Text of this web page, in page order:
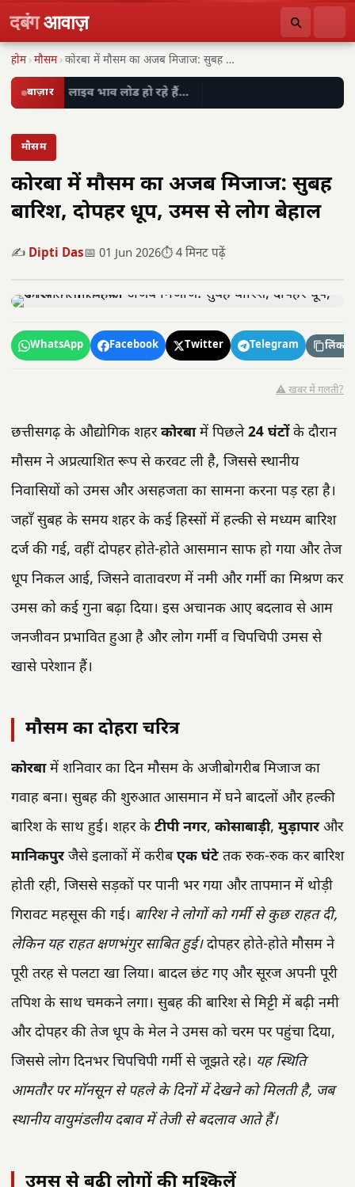
दबंगआवाज़
होम ›मौसम › कोरबा में मौसम का अजब मिजाज: सुबह बारिश,…
बाज़ार लाइव भाव लोड हो रहे हैं…
मौसम
कोरबा में मौसम का अजब मिजाज: सुबह
बारिश, दोपहर धूप, उमस से लोग बेहाल
✍️ Dipti Das📅 01 Jun 2026⏱️ 4 मिनट पढ़ें
WhatsApp Facebook Twitter Telegram लिंक
⚠️ खबर में गलती?
छत्तीसगढ़ के औद्योगिक शहरकोरबामें पिछले24 घंटोंके दौरान
मौसम ने अप्रत्याशित रूप से करवट ली है, जिससे स्थानीय
निवासियों को उमस और असहजता का सामना करना पड़ रहा है।
जहाँ सुबह के समय शहर के कई हिस्सों में हल्की से मध्यम बारिश
दर्ज की गई, वहीं दोपहर होते-होते आसमान साफ हो गया और तेज
धूप निकल आई, जिसने वातावरण में नमी और गर्मी का मिश्रण कर
उमस को कई गुना बढ़ा दिया। इस अचानक आए बदलाव से आम
जनजीवन प्रभावित हुआ है और लोग गर्मी व चिपचिपी उमस से
खासे परेशान हैं।
मौसम का दोहरा चरित्र
कोरबामें शनिवार का दिन मौसम के अजीबोगरीब मिजाज का
गवाह बना। सुबह की शुरुआत आसमान में घने बादलों और हल्की
बारिश के साथ हुई। शहर के टीपी नगर, कोसाबाड़ी, मुड़ापारऔर
मानिकपुरजैसे इलाकों में करीबएक घंटे तक रुक-रुक कर बारिश
होती रही, जिससे सड़कों पर पानी भर गया और तापमान में थोड़ी
गिरावट महसूस की गई। बारिश ने लोगों को गर्मी से कुछ राहत दी,
लेकिन यह राहत क्षणभंगुर साबित हुई।दोपहर होते-होते मौसम ने
पूरी तरह से पलटा खा लिया। बादल छंट गए और सूरज अपनी पूरी
तपिश के साथ चमकने लगा। सुबह की बारिश से मिट्टी में बढ़ी नमी
और दोपहर की तेज धूप के मेल ने उमस को चरम पर पहुंचा दिया,
जिससे लोग दिनभर चिपचिपी गर्मी से जूझते रहे। यह स्थिति
आमतौर पर मॉनसून से पहले के दिनों में देखने को मिलती है, जब
स्थानीय वायुमंडलीय दबाव में तेजी से बदलाव आते हैं।